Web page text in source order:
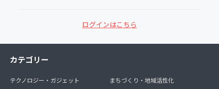
ログインはこちら
カテゴリー
テクノロジー・ガジェット
まちづくり・地域活性化